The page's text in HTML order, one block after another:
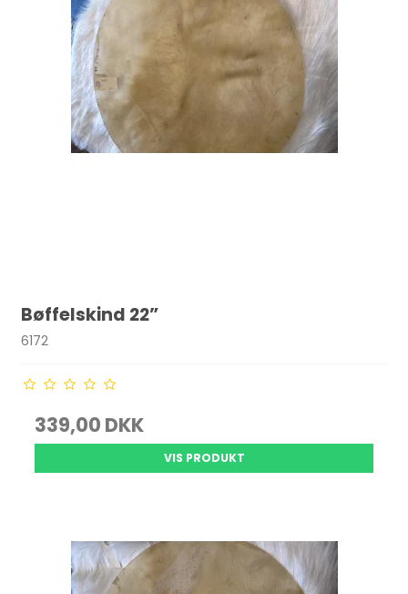
Bøffelskind 22”
6172
339,00 DKK
VIS PRODUKT